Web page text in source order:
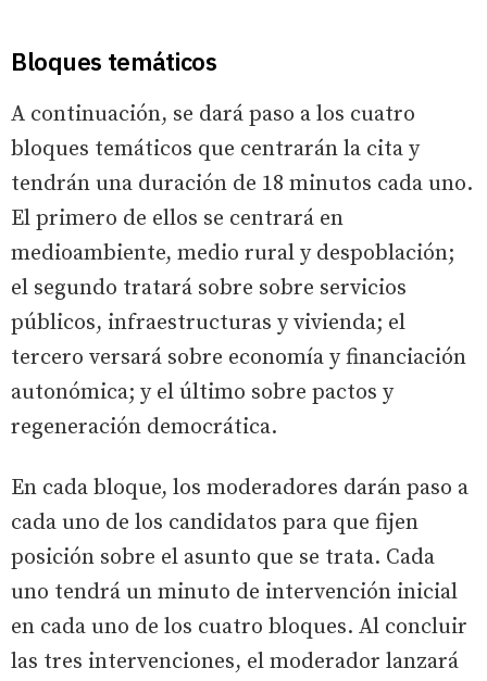
Bloques temáticos
A continuación, se dará paso a los cuatro
bloques temáticos que centrarán la cita y
tendrán una duración de 18 minutos cada uno.
El primero de ellos se centrará en
medioambiente, medio rural y despoblación;
el segundo tratará sobre sobre servicios
públicos, infraestructuras y vivienda; el
tercero versará sobre economía y financiación
autonómica; y el último sobre pactos y
regeneración democrática.
En cada bloque, los moderadores darán paso a
cada uno de los candidatos para que fijen
posición sobre el asunto que se trata. Cada
uno tendrá un minuto de intervención inicial
en cada uno de los cuatro bloques. Al concluir
las tres intervenciones, el moderador lanzará